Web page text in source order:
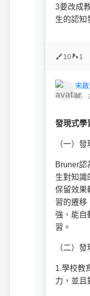
3要改成
生的認知
10 1
宋
B5 ·
發現式學
（一）
Bruner認
生對知識
保留效果
習的遷移
強、能自
習。
（二）
1.學校教
力，並且